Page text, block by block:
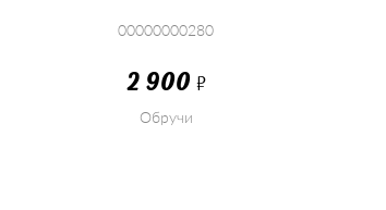
00000000280
2 900Р
Обручи